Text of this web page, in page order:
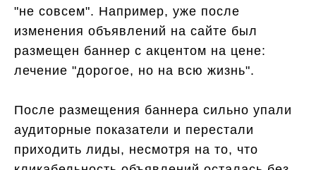
"не совсем". Например, уже после
изменения объявлений на сайте был
размещен баннер с акцентом на цене:
лечение "дорогое, но на всю жизнь".
После размещения баннера сильно упали
аудиторные показатели и перестали
приходить лиды, несмотря на то, что